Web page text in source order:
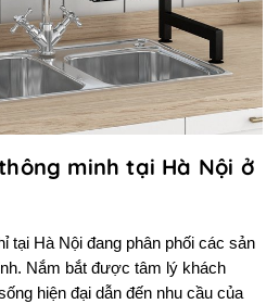
minh tại Hà Nội ở
tại Hà Nội đang phân phối các sản
Nắm bắt được tâm lý khách
hiện đại dẫn đến nhu cầu của